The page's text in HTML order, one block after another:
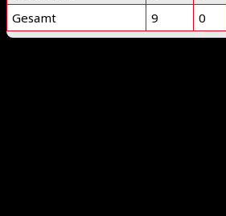
Gesamt
9 0